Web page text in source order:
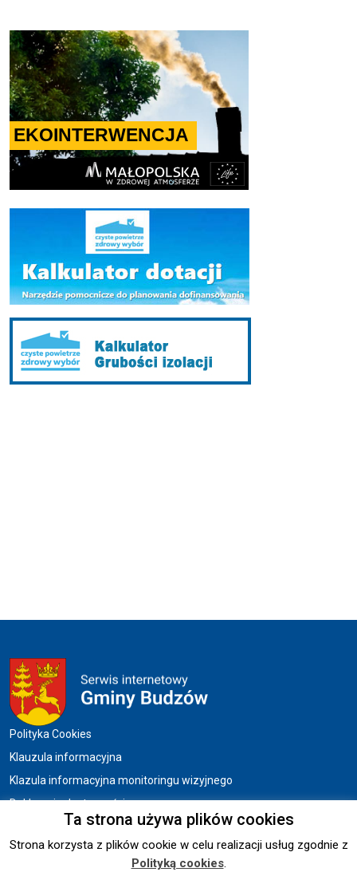
Menu w stopce
Polityka Cookies
Klauzula informacyjna
Klazula informacyjna monitoringu wizyjnego
Deklaracja dostępności
Copyright © 2026 UG BUDZÓW.
Ta strona używa plików cookies
Strona korzysta z plików cookie w celu realizacji usług zgodnie z
Polityką cookies.